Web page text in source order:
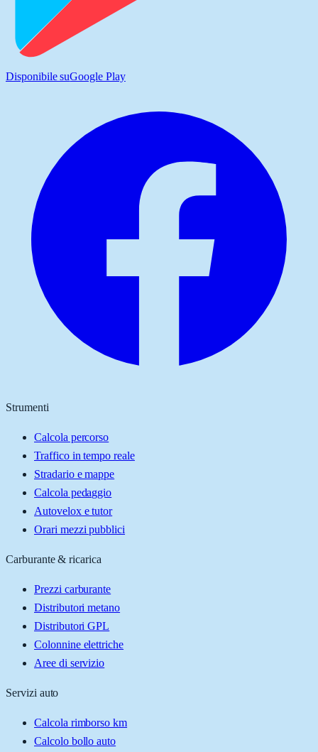
Disponibile suGoogle Play
Strumenti
Calcola percorso
Traffico in tempo reale
Stradario e mappe
Calcola pedaggio
Autovelox e tutor
Orari mezzi pubblici
Carburante & ricarica
Prezzi carburante
Distributori metano
Distributori GPL
Colonnine elettriche
Aree di servizio
Servizi auto
Calcola rimborso km
Calcolo bollo auto